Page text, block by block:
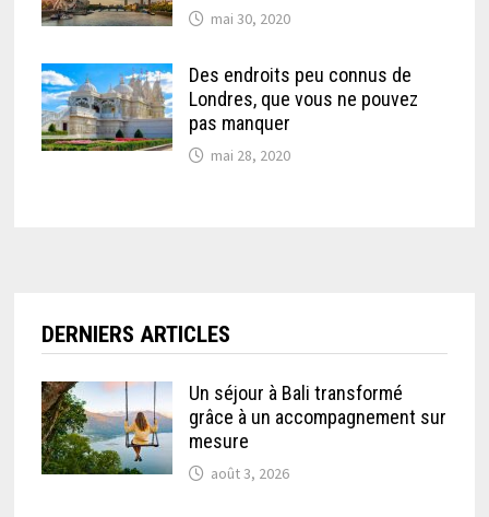
mai 30, 2020
Des endroits peu connus de
Londres, que vous ne pouvez
pas manquer
mai 28, 2020
DERNIERS ARTICLES
Un séjour à Bali transformé
grâce à un accompagnement sur
mesure
août 3, 2026